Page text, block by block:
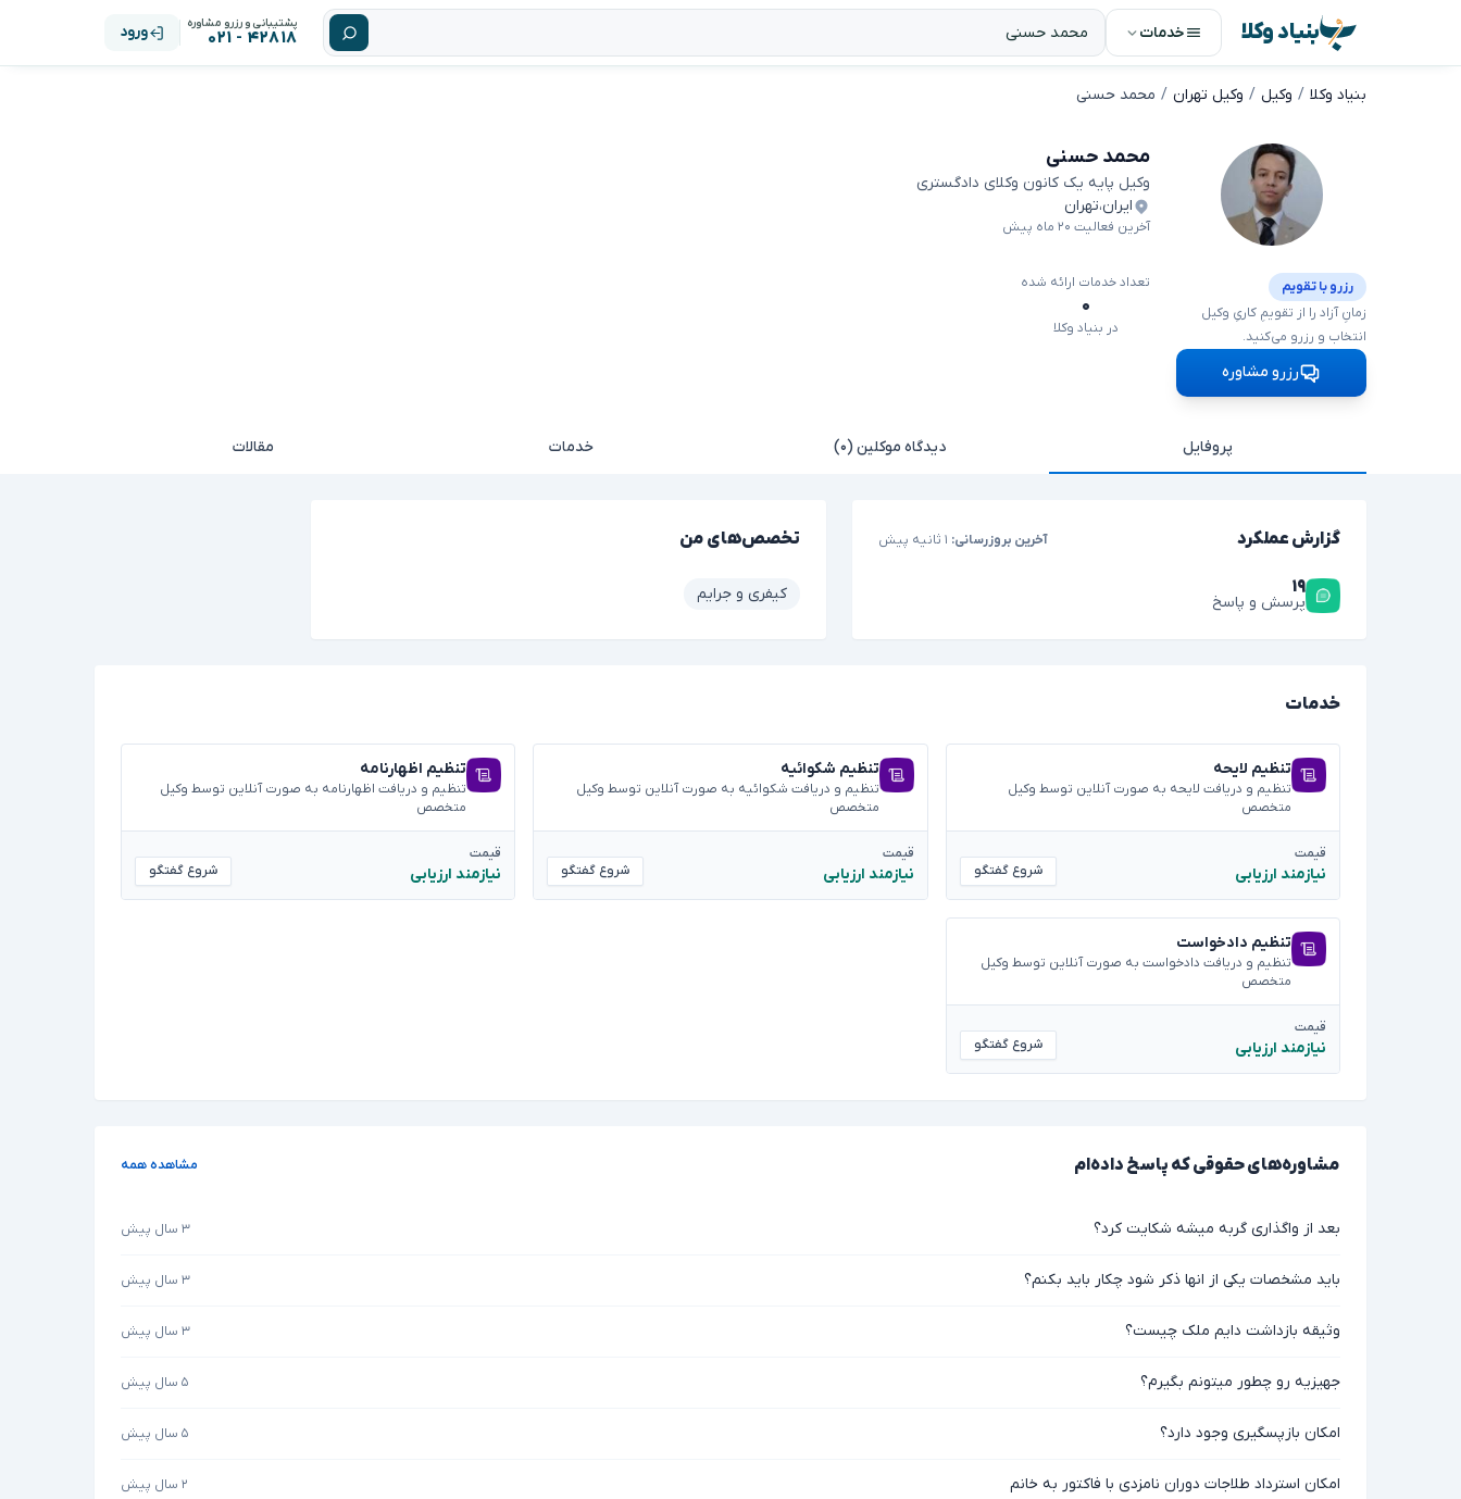
بنیاد وکلا خدمات پشتیبانی و رزرو مشاوره
۴۲۸۱۸ - ۰۲۱ ورود
بنیاد وکلا وکیل وکیل تهران محمد حسنی
محمد حسنی
وکیل پایه یک کانون وکلای دادگستری
ایران،تهران
آخرین فعالیت ۲۰ ماه پیش
تعداد خدمات ارائه شده
۰
در بنیاد وکلا
رزرو با تقویم
زمانِ آزاد را از تقویمِ کاریِ وکیل
انتخاب و رزرو می‌کنید.
رزرو مشاوره
پروفایل دیدگاه موکلین (۰) خدمات مقالات
گزارش عملکرد آخرین بروزرسانی:
۱۹
پرسش و پاسخ
تخصص‌های من
کیفری و جرایم
خدمات
تنظیم لایحه
تنظیم و دریافت لایحه به صورت آنلاین توسط وکیل
متخصص
قیمت
نیازمند ارزیابی شروع گفتگو
تنظیم شکوائیه
تنظیم و دریافت شکوائیه به صورت آنلاین توسط وکیل
متخصص
قیمت
نیازمند ارزیابی شروع گفتگو
تنظیم اظهارنامه
تنظیم و دریافت اظهارنامه به صورت آنلاین توسط وکیل
متخصص
قیمت
نیازمند ارزیابی شروع گفتگو
تنظیم دادخواست
تنظیم و دریافت دادخواست به صورت آنلاین توسط وکیل
متخصص
قیمت
نیازمند ارزیابی شروع گفتگو
مشاوره‌های حقوقی که پاسخ داده‌ام مشاهده همه
بعد از واگذاری گربه میشه شکایت کرد؟ ۳ سال پیش
باید مشخصات یکی از انها ذکر شود چکار باید بکنم؟ ۳ سال پیش
وثیقه بازداشت دایم ملک چیست؟ ۳ سال پیش
جهیزیه رو چطور میتونم بگیرم؟ ۵ سال پیش
امکان بازپسگیری وجود دارد؟ ۵ سال پیش
امکان استرداد طلاجات دوران نامزدی با فاکتور به خانم ۲ سال پیش